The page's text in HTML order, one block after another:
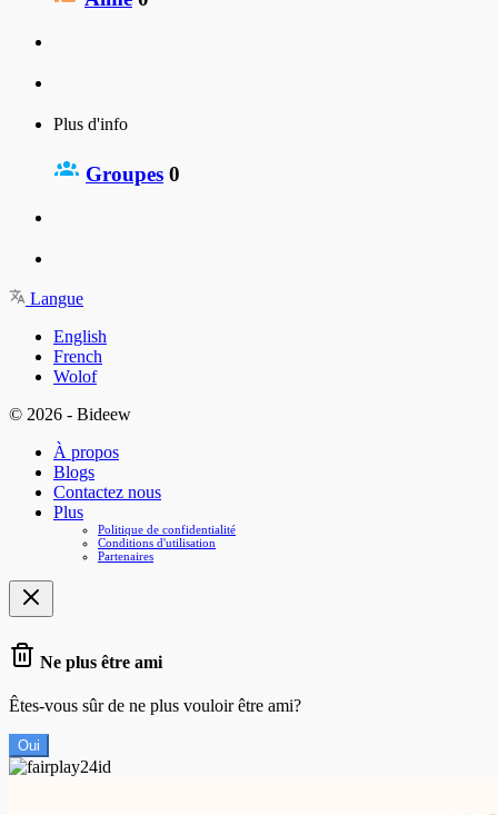
Plus d'info
Groupes 0
Langue
English
French
Wolof
© 2026 - Bideew
À propos
Blogs
Contactez nous
Plus
Politique de confidentialité
Conditions d'utilisation
Partenaires
Ne plus être ami
Êtes-vous sûr de ne plus vouloir être ami?
Oui